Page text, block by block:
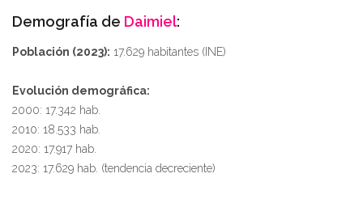
Demografía de Daimiel:
Población (2023): 17.629 habitantes (INE)
Evolución demográfica:
2000: 17.342 hab.
2010: 18.533 hab.
2020: 17.917 hab.
2023: 17.629 hab. (tendencia decreciente)